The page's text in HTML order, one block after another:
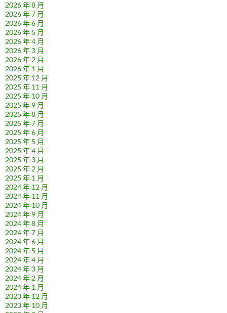
2026 年 8 月
2026 年 7 月
2026 年 6 月
2026 年 5 月
2026 年 4 月
2026 年 3 月
2026 年 2 月
2026 年 1 月
2025 年 12 月
2025 年 11 月
2025 年 10 月
2025 年 9 月
2025 年 8 月
2025 年 7 月
2025 年 6 月
2025 年 5 月
2025 年 4 月
2025 年 3 月
2025 年 2 月
2025 年 1 月
2024 年 12 月
2024 年 11 月
2024 年 10 月
2024 年 9 月
2024 年 8 月
2024 年 7 月
2024 年 6 月
2024 年 5 月
2024 年 4 月
2024 年 3 月
2024 年 2 月
2024 年 1 月
2023 年 12 月
2023 年 10 月